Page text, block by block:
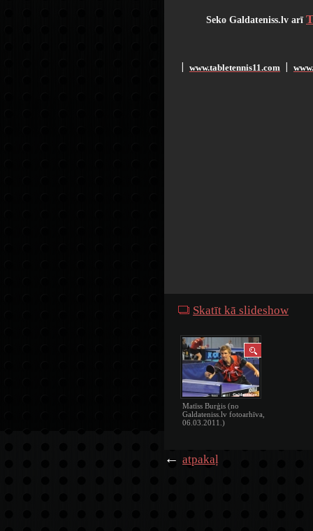
Seko Galdateniss.lv arī
www.tabletennis11.com
Skatīt kā slideshow
Matīss Burģis (no
Galdateniss.lv fotoarhīva,
06.03.2011.)
← atpakaļ